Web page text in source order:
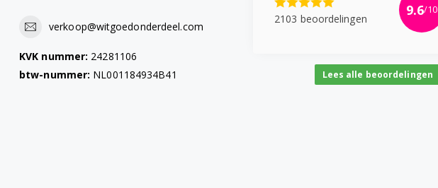
verkoop@witgoedonderdeel.com
KVK nummer: 24281106
btw-nummer: NL001184934B41
2103 beoordelingen
9.6/10
Lees alle beoordelingen